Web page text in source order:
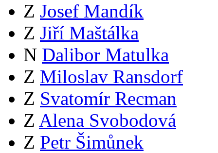
Z Josef Mandík
Z Jiří Maštálka
N Dalibor Matulka
Z Miloslav Ransdorf
Z Svatomír Recman
Z Alena Svobodová
Z Petr Šimůnek